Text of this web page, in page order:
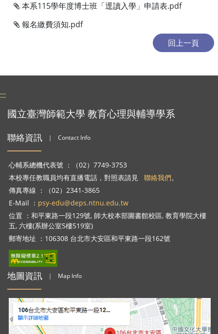
本系115學年度博士班「逕讀入學」申請表.pdf
報名繳費須知.pdf
:::
國立臺灣師範大學 教育心理與輔導學系
聯絡資訊 ｜ Contact Info
心輔系總機代表號 ：（02）7749-3753
本校專任教職員均有直播電話，對照表請見 聯絡我們。
傳真專線 ：（02）2341-3865
E-Mail ： psy-edu@deps.ntnu.edu.tw
位置 ：和平東路一段129號, 師大校本部圖書館校區, 教育學院大樓
五, 六樓(系辦公室5樓519室)
郵寄地址 ：106308 台北市大安區和平東路一段162號
地圖資訊 ｜ Map Info